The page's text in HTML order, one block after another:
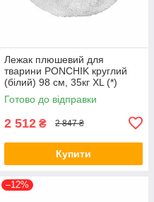
Лежак плюшевий для
тварини PONCHIK круглий
(білий) 98 см, 35кг XL (*)
Готово до відправки
2 512 ₴ 2 847 ₴
Купити
–12%